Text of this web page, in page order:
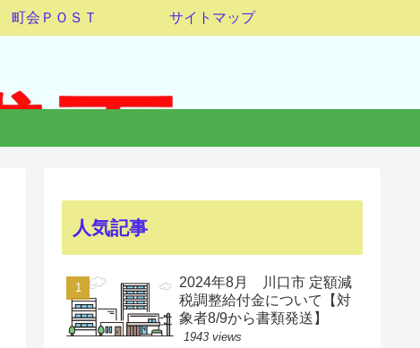
町会ＰＯＳＴ サイトマップ
人気記事
2024年8月 川口市 定額減
税調整給付金について【対
象者8/9から書類発送】
1943 views